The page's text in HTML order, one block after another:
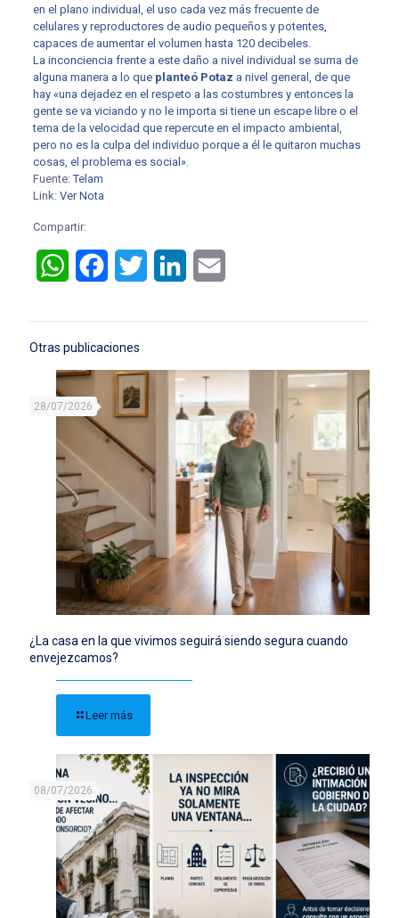
en el plano individual, el uso cada vez más frecuente de
celulares y reproductores de audio pequeños y potentes,
capaces de aumentar el volumen hasta 120 decibeles.
La inconciencia frente a este daño a nivel individual se suma de
alguna manera a lo que planteó Potaz a nivel general, de que
hay «una dejadez en el respeto a las costumbres y entonces la
gente se va viciando y no le importa si tiene un escape libre o el
tema de la velocidad que repercute en el impacto ambiental,
pero no es la culpa del individuo porque a él le quitaron muchas
cosas, el problema es social».
Fuente:Telam
Link: Ver Nota
Compartir:
WhatsAppFacebookTwitter LinkedIn
Otras publicaciones
28/07/2026
¿La casa en la que vivimos seguirá siendo segura cuando
envejezcamos?
Leer más
08/07/2026